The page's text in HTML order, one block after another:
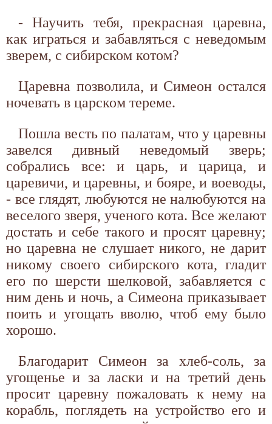
- Научить тебя, прекрасная царевна,
как играться и забавляться с неведомым
зверем, с сибирском котом?
Царевна позволила, и Симеон остался
ночевать в царском тереме.
Пошла весть по палатам, что у царевны
завелся дивный неведомый зверь;
собрались все: и царь, и царица, и
царевичи, и царевны, и бояре, и воеводы,
- все глядят, любуются не налюбуются на
веселого зверя, ученого кота. Все желают
достать и себе такого и просят царевну;
но царевна не слушает никого, не дарит
никому своего сибирского кота, гладит
его по шерсти шелковой, забавляется с
ним день и ночь, а Симеона приказывает
поить и угощать вволю, чтоб ему было
хорошо.
Благодарит Симеон за хлеб-соль, за
угощенье и за ласки и на третий день
просит царевну пожаловать к нему на
корабль, поглядеть на устройство его и